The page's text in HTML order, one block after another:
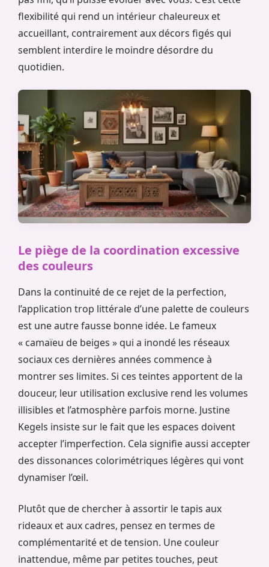
flexibilité qui rend un intérieur chaleureux et
accueillant, contrairement aux décors figés qui
semblent interdire le moindre désordre du
quotidien.
Le piège de la coordination excessive
des couleurs
Dans la continuité de ce rejet de la perfection,
l’application trop littérale d’une palette de couleurs
est une autre fausse bonne idée. Le fameux
« camaïeu de beiges » qui a inondé les réseaux
sociaux ces dernières années commence à
montrer ses limites. Si ces teintes apportent de la
douceur, leur utilisation exclusive rend les volumes
illisibles et l’atmosphère parfois morne. Justine
Kegels insiste sur le fait que les espaces doivent
accepter l’imperfection. Cela signifie aussi accepter
des dissonances colorimétriques légères qui vont
dynamiser l’œil.
Plutôt que de chercher à assortir le tapis aux
rideaux et aux cadres, pensez en termes de
complémentarité et de tension. Une couleur
inattendue, même par petites touches, peut